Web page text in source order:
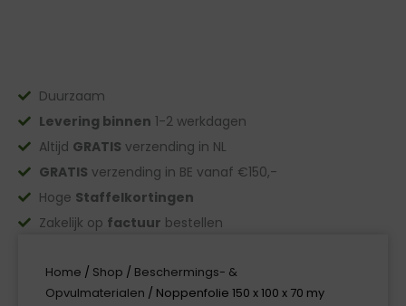
Duurzaam
Levering binnen 1-2 werkdagen
Altijd GRATIS verzending in NL
GRATIS verzending in BE vanaf €150,-
Hoge Staffelkortingen
Zakelijk op factuur bestellen
Home / Shop / Beschermings- &
Opvulmaterialen / Noppenfolie 150 x 100 x 70 my